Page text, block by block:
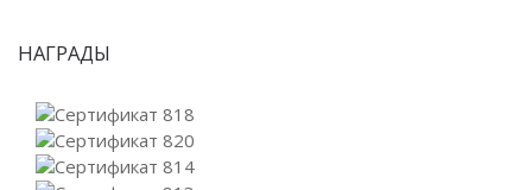
НАГРАДЫ